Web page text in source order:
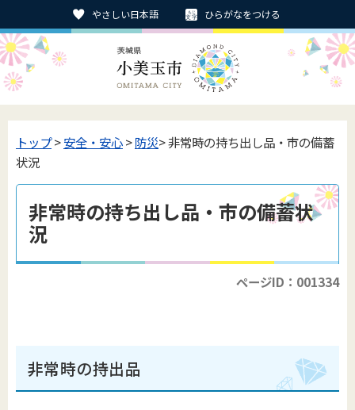
やさしい日本語 ひらがなをつける
トップ>安全・安心>防災> 非常時の持ち出し品・市の備蓄
状況
非常時の持ち出し品・市の備蓄状
況
ページID：001334
非常時の持出品